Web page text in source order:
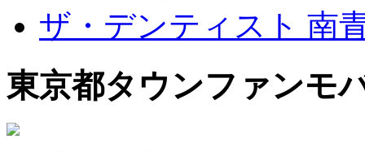
ザ・デンティスト 南
東京都タウンファンモ